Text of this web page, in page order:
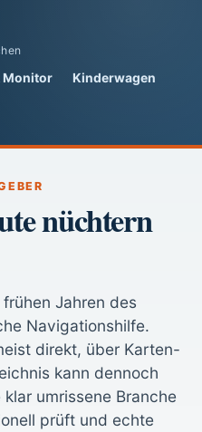
Monitor Kinderwagen
nüchtern
Jahren des
Navigationshilfe.
direkt, über Karten-
kann dennoch
umrissene Branche
prüft und echte